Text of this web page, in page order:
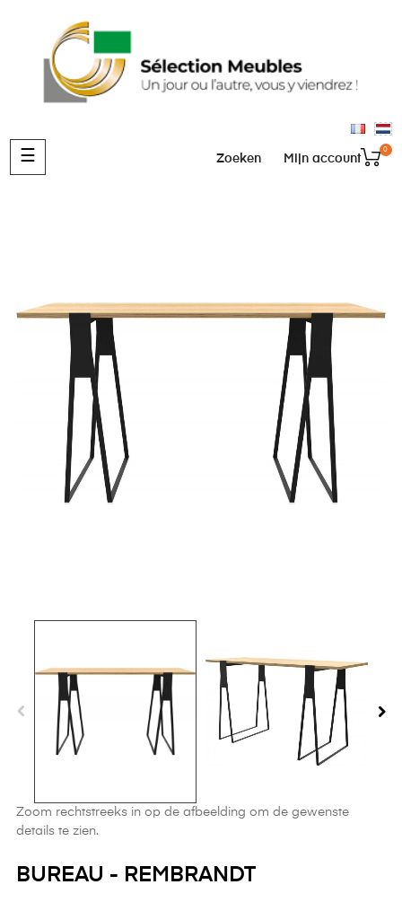
Toggle
navigation
☰ 0
Mijn account
Zoeken
Zoom rechtstreeks in op de afbeelding om de gewenste
details te zien.
BUREAU - REMBRANDT